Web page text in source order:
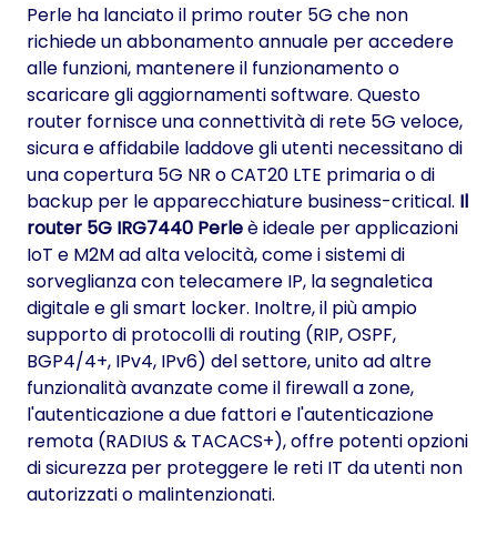
Perle ha lanciato il primo router 5G che non
richiede un abbonamento annuale per accedere
alle funzioni, mantenere il funzionamento o
scaricare gli aggiornamenti software. Questo
router fornisce una connettività di rete 5G veloce,
sicura e affidabile laddove gli utenti necessitano di
una copertura 5G NR o CAT20 LTE primaria o di
backup per le apparecchiature business-critical. Il
router 5G IRG7440 Perleè ideale per applicazioni
IoT e M2M ad alta velocità, come i sistemi di
sorveglianza con telecamere IP, la segnaletica
digitale e gli smart locker. Inoltre, il più ampio
supporto di protocolli di routing (RIP, OSPF,
BGP4/4+, IPv4, IPv6) del settore, unito ad altre
funzionalità avanzate come il firewall a zone,
l'autenticazione a due fattori e l'autenticazione
remota (RADIUS & TACACS+), offre potenti opzioni
di sicurezza per proteggere le reti IT da utenti non
autorizzati o malintenzionati.